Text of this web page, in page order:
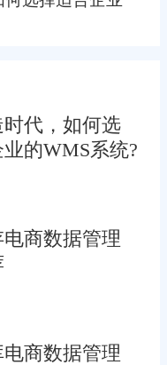
代，如何选
的WMS系统?
商数据管理
商数据管理